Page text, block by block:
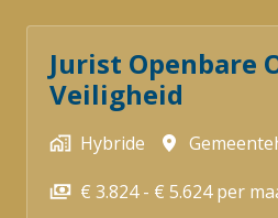
Jurist Openbare
Veiligheid
Hybride
€ 3.824 - € 5.624 per